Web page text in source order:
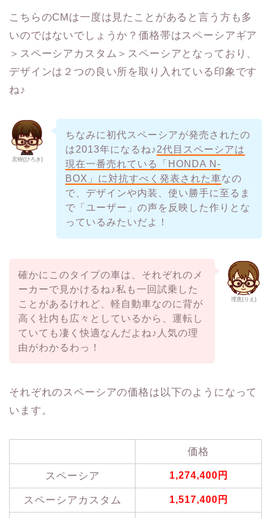
こちらのCMは一度は見たことがあると言う方も多
いのではないでしょうか？価格帯はスペーシアギア
＞スペーシアカスタム＞スペーシアとなっており、
デザインは２つの良い所を取り入れている印象です
ね♪
宏樹(ひろき)
ちなみに初代スペーシアが発売されたの
は2013年になるね♪2代目スペーシアは
現在一番売れている「HONDA N-
BOX」に対抗すべく発表された車なの
で、デザインや内装、使い勝手に至るま
で「ユーザー」の声を反映した作りとな
っているみたいだよ！
理恵(りえ)
確かにこのタイプの車は、それぞれのメ
ーカーで見かけるね♪私も一回試乗した
ことがあるけれど、軽自動車なのに背が
高く社内も広々としているから、運転し
ていても凄く快適なんだよね♪人気の理
由がわかるわっ！
それぞれのスペーシアの価格は以下のようになって
います。
価格
スペーシア 1,274,400円
スペーシアカスタム 1,517,400円